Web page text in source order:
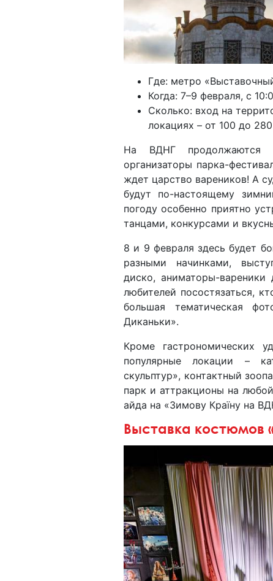
Где: метро
Когда: 7–9 февраля, с
Сколько: вход на
локациях – от 100 до
На ВДНГ продолжаются
организаторы парка-
ждет царство вареников! А
будут по-настоящему
погоду особенно приятно
танцами, конкурсами и
8 и 9 февраля здесь будет
разными начинками,
диско, аниматоры-
любителей посостязаться,
большая тематическая
Диканьки».
Кроме гастрономических
популярные локации –
скульптур», контактный
парк и аттракционы на
айда на «Зимову Країну на
Выставка костюмов